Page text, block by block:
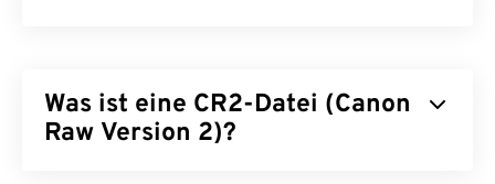
Was ist eine CR2-Datei (Canon
Raw Version 2)?